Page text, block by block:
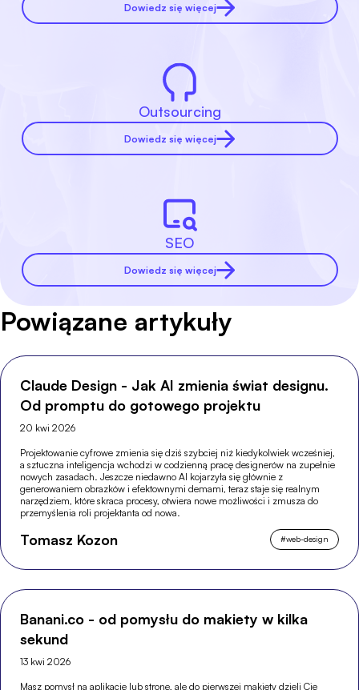
Dowiedz się więcej
Outsourcing
Dowiedz się więcej
SEO
Dowiedz się więcej
Powiązane artykuły
Claude Design - Jak AI zmienia świat designu.
Od promptu do gotowego projektu
20 kwi 2026
Projektowanie cyfrowe zmienia się dziś szybciej niż kiedykolwiek wcześniej,
a sztuczna inteligencja wchodzi w codzienną pracę designerów na zupełnie
nowych zasadach. Jeszcze niedawno AI kojarzyła się głównie z
generowaniem obrazków i efektownymi demami, teraz staje się realnym
narzędziem, które skraca procesy, otwiera nowe możliwości i zmusza do
przemyślenia roli projektanta od nowa.
Tomasz Kozon #web-design
Banani.co - od pomysłu do makiety w kilka
sekund
13 kwi 2026
Masz pomysł na aplikację lub stronę, ale do pierwszej makiety dzieli Cię